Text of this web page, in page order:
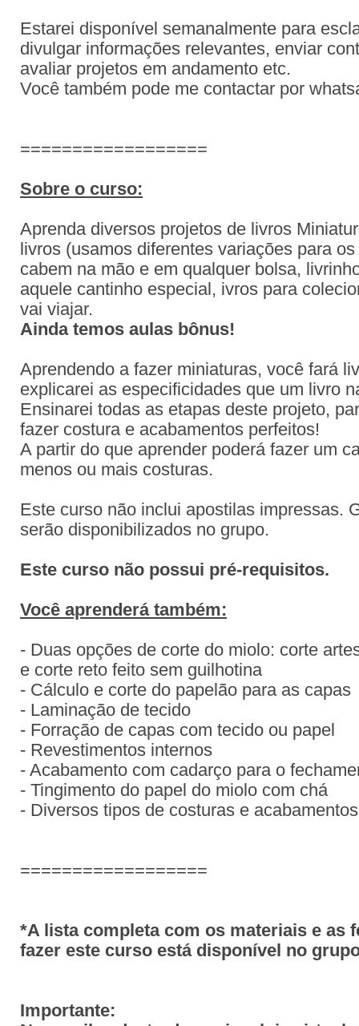
Estarei disponível semanalmente para
divulgar informações relevantes, enviar
avaliar projetos em andamento etc.
Você também pode me contactar por
==================
Sobre o curso:
Aprenda diversos projetos de livros
ivros (usamos diferentes variações para
cabem na mão e em qualquer bolsa,
aquele cantinho especial, ivros para
vai viajar.
Ainda temos aulas bônus!
Aprendendo a fazer miniaturas, você fará
explicarei as especificidades que um livro
Ensinarei todas as etapas deste projeto,
fazer costura e acabamentos perfeitos!
A partir do que aprender poderá fazer um
menos ou mais costuras.
Este curso não inclui apostilas impressas.
serão disponibilizados no grupo.
Este curso não possui pré-requisitos.
Você aprenderá também:
- Duas opções de corte do miolo: corte
e corte reto feito sem guilhotina
- Cálculo e corte do papelão para as capas
- Laminação de tecido
- Forração de capas com tecido ou papel
- Revestimentos internos
- Acabamento com cadarço para o
- Tingimento do papel do miolo com chá
- Diversos tipos de costuras e
==================
*A lista completa com os materiais e as
fazer este curso está disponível no
Importante: